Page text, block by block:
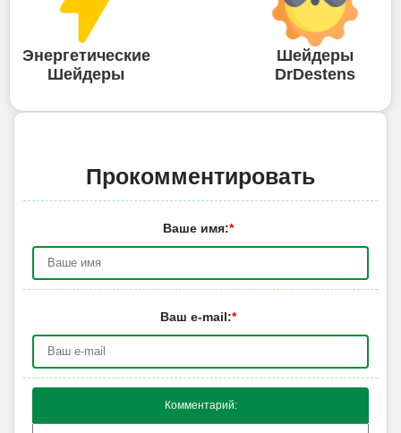
Энергетические
Шейдеры
Шейдеры
DrDestens
Прокомментировать
Ваше имя:*
Ваш e-mail:*
Комментарий: